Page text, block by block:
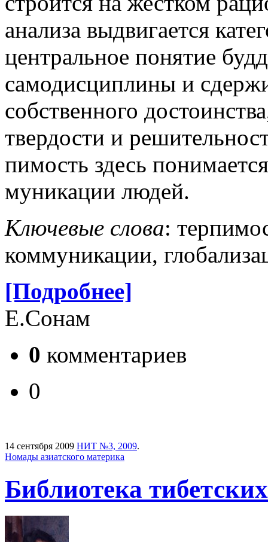
анализа выдвигается
центральное понятие
самодисциплины и
собственного
твердости и
пимость здесь
муникации людей.
Ключевые слова:
коммуникации,
[Подробнее]
Е.Сонам
0 комментариев
0
14 сентября 2009 НИТ №3, 2009.
Номады азиатского материка
Библиотека